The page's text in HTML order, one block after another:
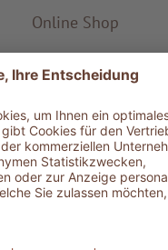
Online Shop
Service & Info